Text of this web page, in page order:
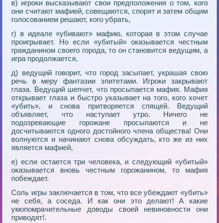
в) игроки высказывают свои предположения о том, кого
они считают мафией, совещаются, спорят и затем общим
голосованием решают, кого убрать,
г) в идеале «убивают» мафию, которая в этом случае
проигрывает. Но если «убитый» оказывается честным
гражданином своего города, то он становится ведущим, а
игра продолжается,
д) ведущий говорит, что город засыпает, украшая свою
речь в меру фантазии эпитетами. Игроки закрывают
глаза. Ведущий шепчет, что просыпается мафия. Мафия
открывает глаза и быстро указывает на того, кого хочет
«убить», и снова притворяется спящей. Ведущий
объявляет, что наступает утро. Ничего не
подозревающие горожане просыпаются и не
досчитываются одного достойного члена общества! Они
волнуются и начинают снова обсуждать, кто же из них
является мафией,
е) если остается три человека, и следующий «убитый»
оказывается вновь честным горожанином, то мафия
побеждает.
Соль игры заключается в том, что все убеждают «убить»
не себя, а соседа. И как они это делают! А какие
умопомрачительные доводы своей невиновности они
приводят!.